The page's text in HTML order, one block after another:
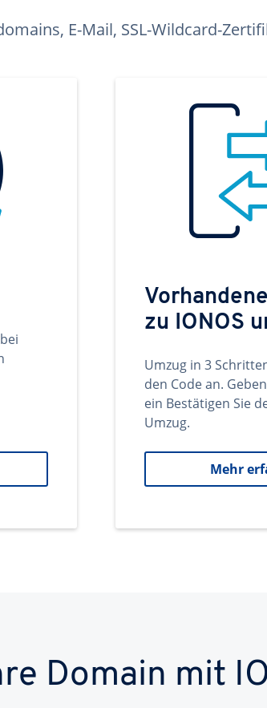
E-Mail, SSL-Wildcard-
zu IONOS
Umzug in 3
den Code an.
ein Bestätigen Sie
Umzug.
Mehr
Domain mit